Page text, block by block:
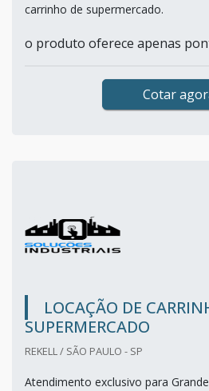
carrinho de supermercado.
o produto oferece apenas
Cotar
LOCAÇÃO DE
SUPERMERCADO
REKELL / SÃO PAULO - SP
Atendimento exclusivo para